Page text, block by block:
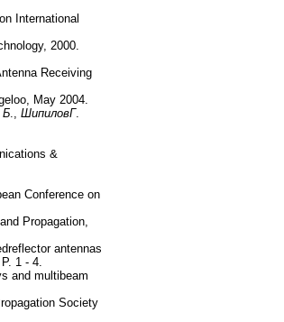
International
2000.
Receiving
May 2004.
Б., ШипиловГ.
&
Conference on
Propagation,
antennas
1 - 4.
and multibeam
Society